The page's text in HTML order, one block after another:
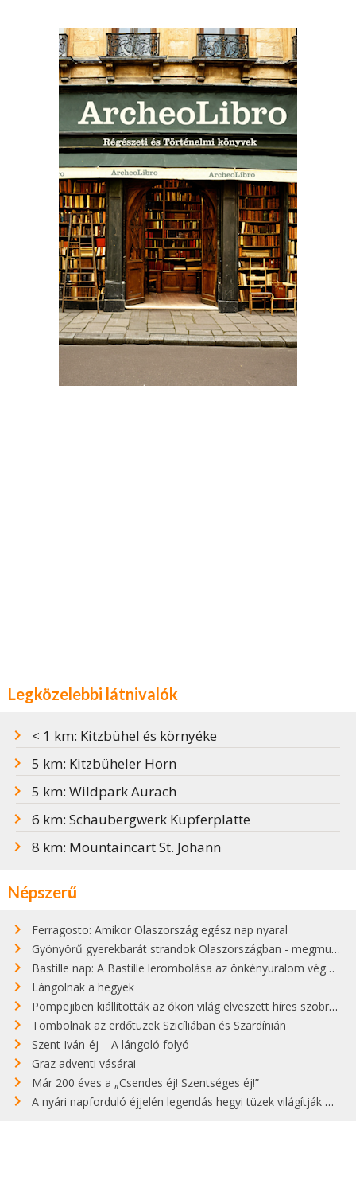
Legközelebbi látnivalók
< 1 km: Kitzbühel és környéke
5 km: Kitzbüheler Horn
5 km: Wildpark Aurach
6 km: Schaubergwerk Kupferplatte
8 km: Mountaincart St. Johann
Népszerű
Ferragosto: Amikor Olaszország egész nap nyaral
Gyönyörű gyerekbarát strandok Olaszországban - megmutatjuk a 15 legjobbat
Bastille nap: A Bastille lerombolása az önkényuralom végét jelentette
Lángolnak a hegyek
Pompejiben kiállították az ókori világ elveszett híres szobrának másolatát
Tombolnak az erdőtüzek Szicíliában és Szardínián
Szent Iván-éj – A lángoló folyó
Graz adventi vásárai
Már 200 éves a „Csendes éj! Szentséges éj!”
A nyári napforduló éjjelén legendás hegyi tüzek világítják meg Zugspitzét